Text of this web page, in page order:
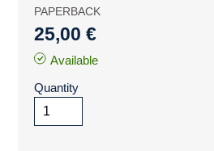
PAPERBACK
25,00 €
Available
Quantity